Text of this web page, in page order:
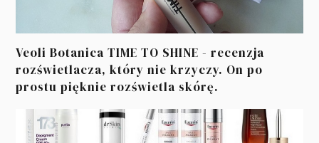
Veoli Botanica TIME TO SHINE - recenzja
rozświetlacza, który nie krzyczy. On po
prostu pięknie rozświetla skórę.